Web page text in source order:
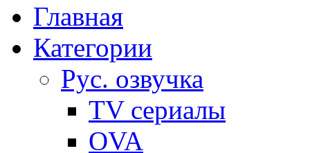
Главная
Категории
Рус. озвучка
TV сериалы
OVA